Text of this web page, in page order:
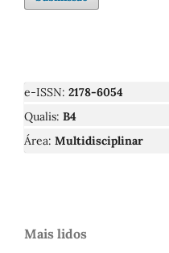
e-ISSN: 2178-6054
Qualis: B4
Área: Multidisciplinar
Mais lidos